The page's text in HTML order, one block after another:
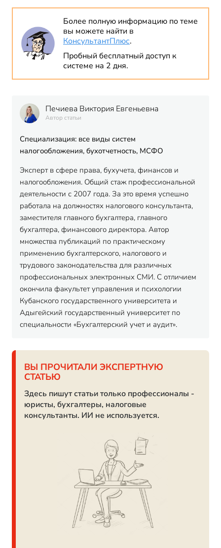
Более полную информацию по теме
вы можете найти в
КонсультантПлюс.
Пробный бесплатный доступ к
системе на 2 дня.
Печиева Виктория Евгеньевна
Автор статьи
Специализация: все виды систем
налогообложения, бухотчетность, МСФО
Эксперт в сфере права, бухучета, финансов и
налогообложения. Общий стаж профессиональной
деятельности с 2007 года. За это время успешно
работала на должностях налогового консультанта,
заместителя главного бухгалтера, главного
бухгалтера, финансового директора. Автор
множества публикаций по практическому
применению бухгалтерского, налогового и
трудового законодательства для различных
профессиональных электронных СМИ. С отличием
окончила факультет управления и психологии
Кубанского государственного университета и
Адыгейский государственный университет по
специальности «Бухгалтерский учет и аудит».
ВЫ ПРОЧИТАЛИ ЭКСПЕРТНУЮ
СТАТЬЮ
Здесь пишут статьи только профессионалы -
юристы, бухгалтеры, налоговые
консультанты. ИИ не используется.